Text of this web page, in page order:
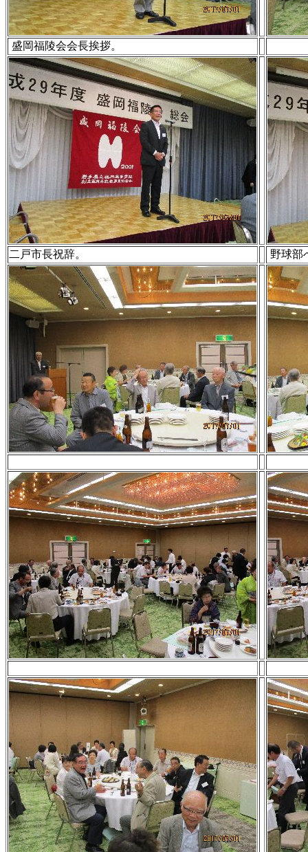
盛岡福陵会会長挨拶。
二戸市長祝辞。 野球部